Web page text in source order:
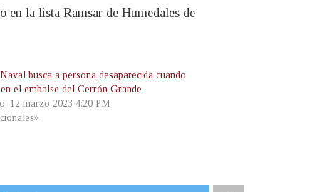
la lista Ramsar de Humedales de
busca a persona desaparecida cuando
el embalse del Cerrón Grande
12 marzo 2023 4:20 PM